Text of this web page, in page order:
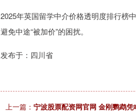
2025年英国留学中介价格透明度排行榜
避免中途“被加价”的困扰。
发布于：四川省
上一篇： 宁波股票配资网官网 金刚鹦鹉